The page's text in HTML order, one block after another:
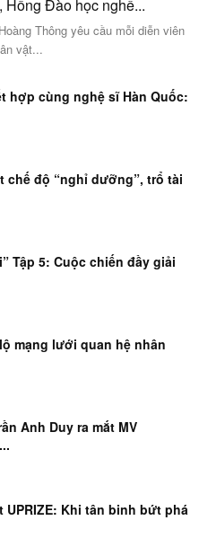
Hồng Đào học nghề...
Thông yêu cầu mỗi diễn viên
vật...
hợp cùng nghệ sĩ Hàn Quốc:
chế độ “nghỉ dưỡng”, trổ tài
Tập 5: Cuộc chiến đầy giải
mạng lưới quan hệ nhân
Anh Duy ra mắt MV
UPRIZE: Khi tân binh bứt phá